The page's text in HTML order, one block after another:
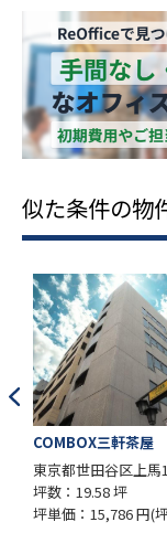
似た条件の物
COMBOX三軒茶屋
東京都世田谷区上馬
坪数：19.58 坪
坪単価：15,786 円(